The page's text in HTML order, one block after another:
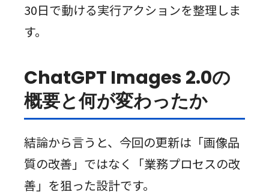
30日で動ける実行アクションを整理しま
す。
ChatGPT Images 2.0の
概要と何が変わったか
結論から言うと、今回の更新は「画像品
質の改善」ではなく「業務プロセスの改
善」を狙った設計です。